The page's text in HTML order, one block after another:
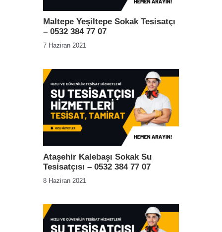
Maltepe Yeşiltepe Sokak Tesisatçı
– 0532 384 77 07
7 Haziran 2021
Ataşehir Kalebaşı Sokak Su
Tesisatçısı – 0532 384 77 07
8 Haziran 2021